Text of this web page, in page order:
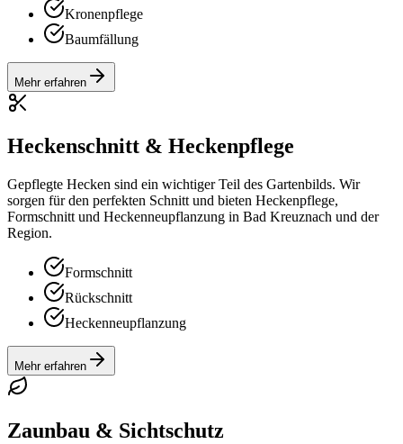
Kronenpflege
Baumfällung
Mehr erfahren
Heckenschnitt & Heckenpflege
Gepflegte Hecken sind ein wichtiger Teil des Gartenbilds. Wir
sorgen für den perfekten Schnitt und bieten Heckenpflege,
Formschnitt und Heckenneupflanzung in Bad Kreuznach und der
Region.
Formschnitt
Rückschnitt
Heckenneupflanzung
Mehr erfahren
Zaunbau & Sichtschutz